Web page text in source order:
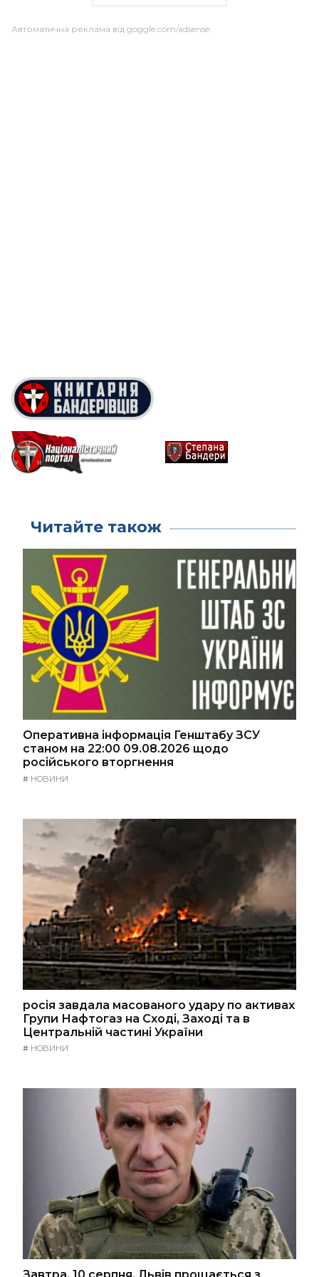
Автоматична реклама від goggle.com/adsense:
Читайте також
Оперативна інформація Генштабу ЗСУ
станом на 22:00 09.08.2026 щодо
російського вторгнення
# НОВИНИ
росія завдала масованого удару по активах
Групи Нафтогаз на Сході, Заході та в
Центральній частині України
# НОВИНИ